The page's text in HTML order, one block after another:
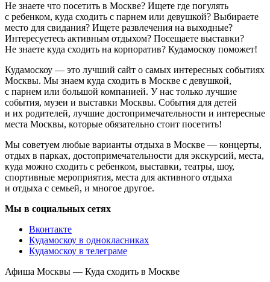
Не знаете что посетить в Москве? Ищете где погулять
с ребенком, куда сходить с парнем или девушкой? Выбираете
место для свидания? Ищете развлечения на выходные?
Интересуетесь активным отдыхом? Посещаете выставки?
Не знаете куда сходить на корпоратив? Кудамоскоу поможет!
Кудамоскоу — это лучший сайт о самых интересных событиях
Москвы. Мы знаем куда сходить в Москве с девушкой,
с парнем или большой компанией. У нас только лучшие
события, музеи и выставки Москвы. События для детей
и их родителей, лучшие достопримечательности и интересные
места Москвы, которые обязательно стоит посетить!
Мы советуем любые варианты отдыха в Москве — концерты,
отдых в парках, достопримечательности для экскурсий, места,
куда можно сходить с ребенком, выставки, театры, шоу,
спортивные мероприятия, места для активного отдыха
и отдыха с семьей, и многое другое.
Мы в социальных сетях
Вконтакте
Кудамоскоу в однокласниках
Кудамоскоу в телеграме
Афиша Москвы — Куда сходить в Москве